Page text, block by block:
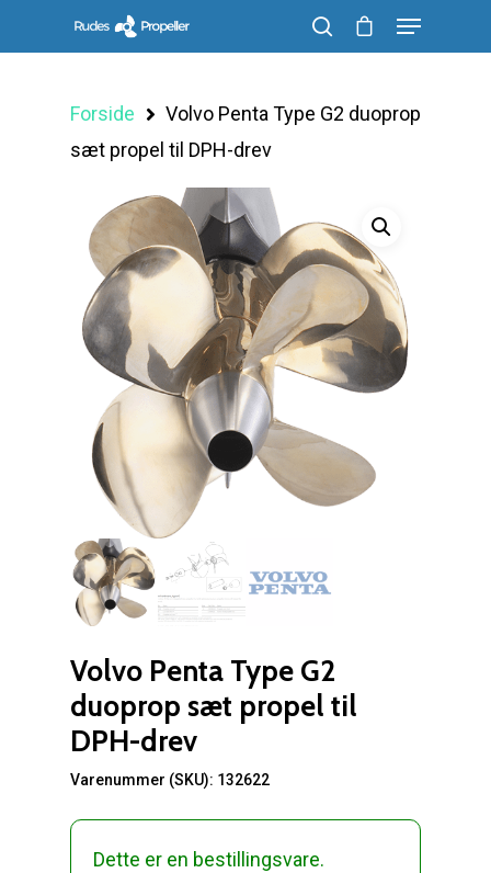
Forside
Volvo Penta Type G2 duoprop
sæt propel til DPH-drev
Volvo Penta Type G2
duoprop sæt propel til
DPH-drev
Varenummer (SKU): 132622
Dette er en bestillingsvare.